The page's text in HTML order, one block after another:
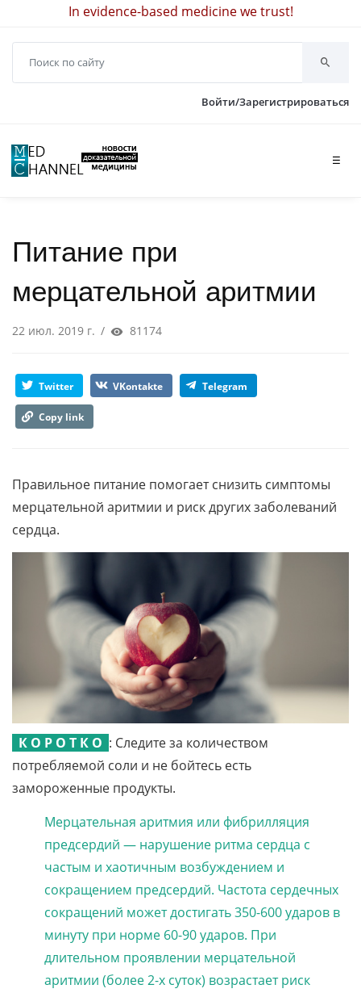
In evidence-based medicine we trust!
Войти/Зарегистрироваться
☰
Питание при
мерцательной аритмии
22 июл. 2019 г. / 81174
Twitter VKontakte Telegram
Copy link
Правильное питание помогает снизить симптомы
мерцательной аритмии и риск других заболеваний
сердца.
К О Р О Т К О : Следите за количеством
потребляемой соли и не бойтесь есть
замороженные продукты.
Мерцательная аритмия или фибрилляция
предсердий — нарушение ритма сердца с
частым и хаотичным возбуждением и
сокращением предсердий. Частота сердечных
сокращений может достигать 350-600 ударов в
минуту при норме 60-90 ударов. При
длительном проявлении мерцательной
аритмии (более 2-х суток) возрастает риск